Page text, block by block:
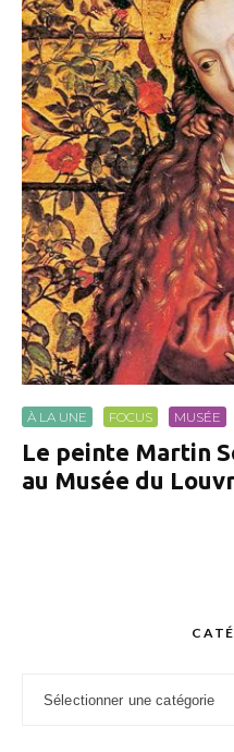
À LA UNE FOCUS MUSÉE
Le peinte Martin
au Musée du